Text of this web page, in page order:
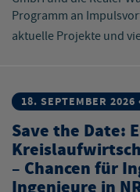
Programm an
aktuelle Projekte und
18. SEPTEMBER 2026
Save the Date:
– Chancen für